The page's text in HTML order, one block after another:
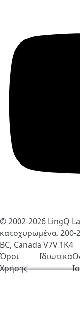
© 2002-2026 LingQ
κατοχυρωμένα. 200-
BC, Canada V7V 1K4
Όροι
Χρήσης
Ιδιωτικά